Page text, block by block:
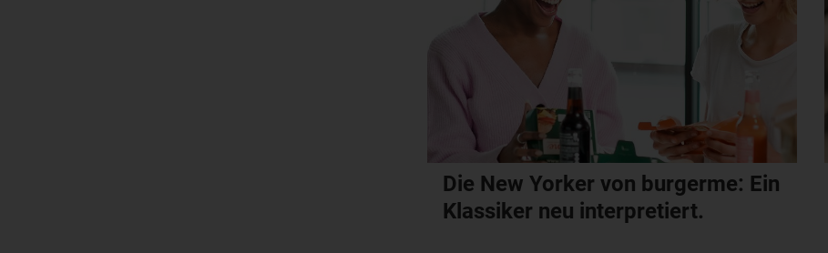
Die New Yorker von burgerme: Ein
Klassiker neu interpretiert.